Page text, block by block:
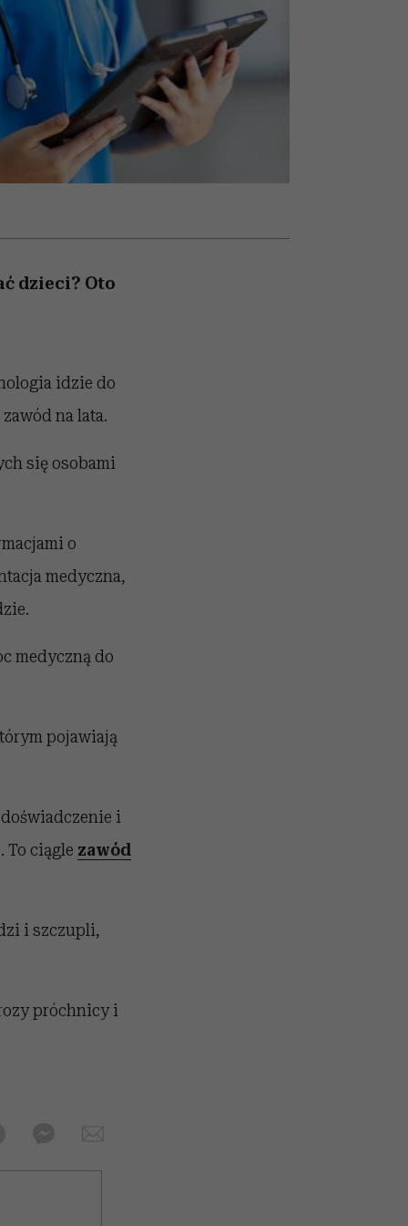
dzieci? Oto
idzie do
na lata.
się osobami
o
medyczna,
medyczną do
pojawiają
i
ciągle zawód
i szczupli,
próchnicy i